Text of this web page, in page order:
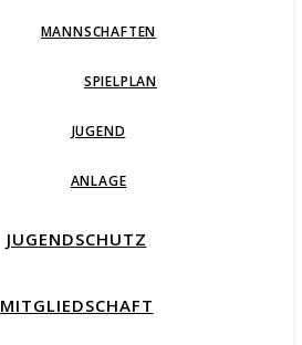
MANNSCHAFTEN
SPIELPLAN
JUGEND
ANLAGE
JUGENDSCHUTZ
MITGLIEDSCHAFT